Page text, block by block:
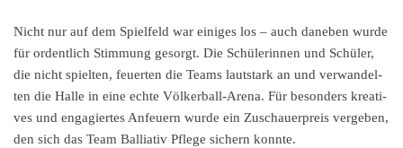
Nicht nur auf dem Spiel­feld war einiges los – auch daneben wurde
für ordent­lich Stimmung gesorgt. Die Schüle­rin­nen und Schüler,
die nicht spiel­ten, feuer­ten die Teams lautstark an und verwan­del­
ten die Halle in eine echte Völker­ball-Arena. Für beson­ders kreati­
ves und engagier­tes Anfeu­ern wurde ein Zuschau­er­preis verge­ben,
den sich das Team Ballia­tiv Pflege sichern konnte.